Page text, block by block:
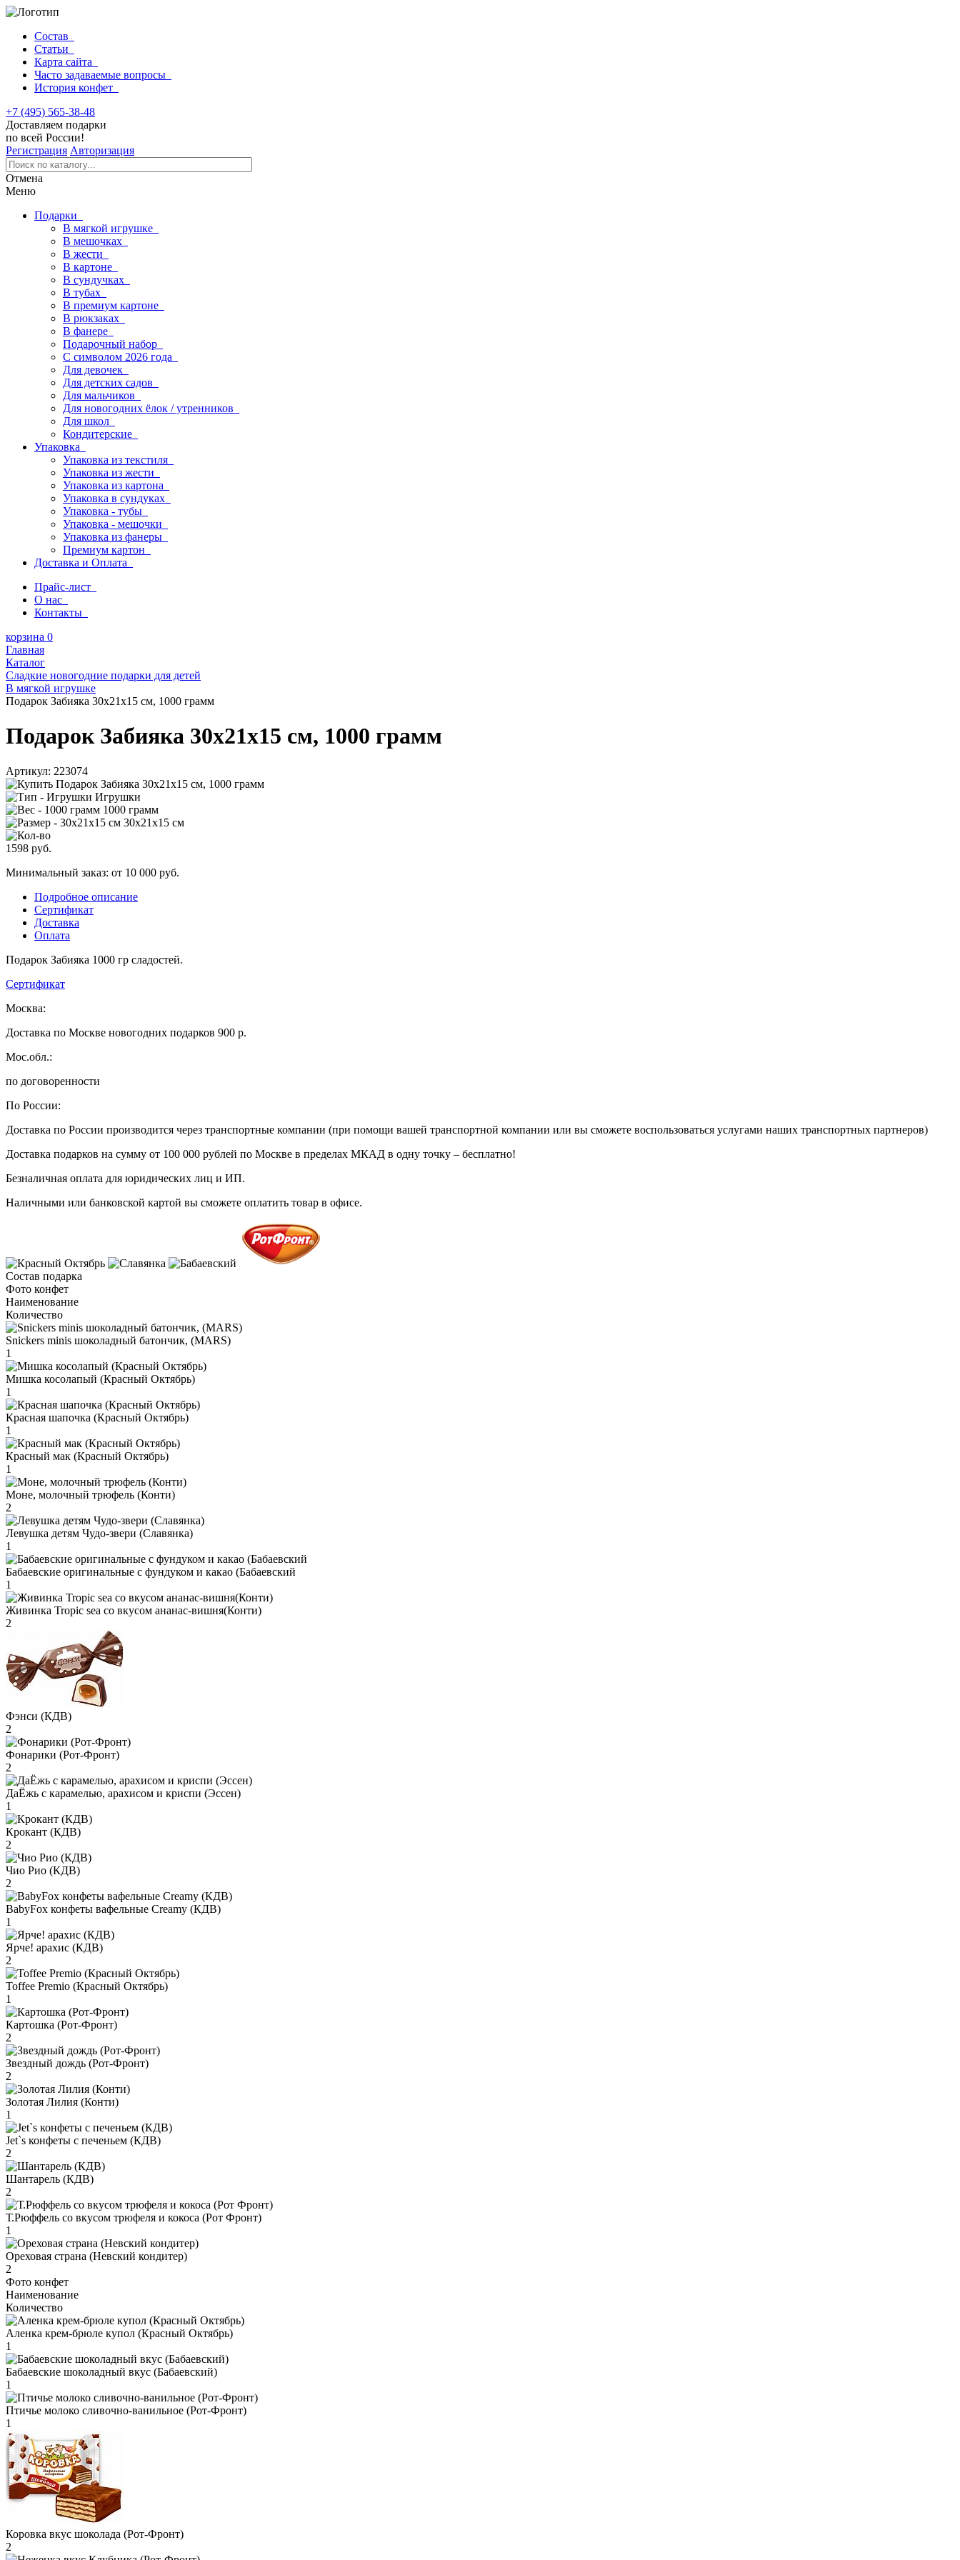
Состав
Статьи
Карта сайта
Часто задаваемые вопросы
История конфет
+7 (495) 565-38-48
Доставляем подарки
по всей России!
Регистрация Авторизация
Отмена
Меню
Подарки
В мягкой игрушке
В мешочках
В жести
В картоне
В сундучках
В тубах
В премиум картоне
В рюкзаках
В фанере
Подарочный набор
С символом 2026 года
Для девочек
Для детских садов
Для мальчиков
Для новогодних ёлок / утренников
Для школ
Кондитерские
Упаковка
Упаковка из текстиля
Упаковка из жести
Упаковка из картона
Упаковка в сундуках
Упаковка - тубы
Упаковка - мешочки
Упаковка из фанеры
Премиум картон
Доставка и Оплата
Прайс-лист
О нас
Контакты
корзина 0
Главная
Каталог
Сладкие новогодние подарки для детей
В мягкой игрушке
Подарок Забияка 30х21х15 см, 1000 грамм
Подарок Забияка 30х21х15 см, 1000 грамм
Артикул: 223074
Игрушки
1000 грамм
30х21х15 см
1598 руб.
Минимальный заказ: от 10 000 руб.
Подробное описание
Сертификат
Доставка
Оплата
Подарок Забияка 1000 гр сладостей.
Сертификат
Москва:
Доставка по Москве новогодних подарков 900 р.
Мос.обл.:
по договоренности
По России:
Доставка по России производится через транспортные компании (при помощи вашей транспортной компании или вы сможете воспользоваться услугами наших транспортных партнеров)
Доставка подарков на сумму от 100 000 рублей по Москве в пределах МКАД в одну точку – бесплатно!
Безналичная оплата для юридических лиц и ИП.
Наличными или банковской картой вы сможете оплатить товар в офисе.
Состав подарка
Фото конфет
Наименование
Количество
Snickers minis шоколадный батончик, (MARS)
1
Мишка косолапый (Красный Октябрь)
1
Красная шапочка (Красный Октябрь)
1
Красный мак (Красный Октябрь)
1
Моне, молочный трюфель (Конти)
2
Левушка детям Чудо-звери (Славянка)
1
Бабаевские оригинальные с фундуком и какао (Бабаевский
1
Живинка Tropic sea со вкусом ананас-вишня(Конти)
2
Фэнси (КДВ)
2
Фонарики (Рот-Фронт)
2
ДаЁжь с карамелью, арахисом и криспи (Эссен)
1
Крокант (КДВ)
2
Чио Рио (КДВ)
2
BabyFox конфеты вафельные Creamy (КДВ)
1
Ярче! арахис (КДВ)
2
Toffee Premio (Красный Октябрь)
1
Картошка (Рот-Фронт)
2
Звездный дождь (Рот-Фронт)
2
Золотая Лилия (Конти)
1
Jet`s конфеты с печеньем (КДВ)
2
Шантарель (КДВ)
2
Т.Рюффель со вкусом трюфеля и кокоса (Рот Фронт)
1
Ореховая страна (Невский кондитер)
2
Фото конфет
Наименование
Количество
Аленка крем-брюле купол (Красный Октябрь)
1
Бабаевские шоколадный вкус (Бабаевский)
1
Птичье молоко сливочно-ванильное (Рот-Фронт)
1
Коровка вкус шоколада (Рот-Фронт)
2